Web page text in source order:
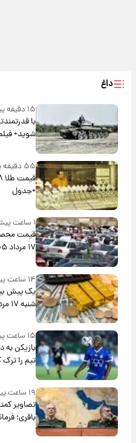
داغ
۱۵ دقیقه پیش
با
شوید+
۵۵ دقیقه پیش
+جدول
۱ ساعت پیش
قیمت
۱۷ مرداد ۱۴۰۵
۱۴ ساعت پیش
یک پیش
شنبه ۱۷ مرداد ۱۴۰۵
۱۵ ساعت پیش
بازیکن به
تیم را ترک
۱۹ ساعت پیش
تصاویر
باقری؛